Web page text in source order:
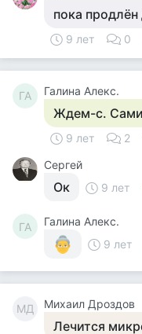
пока
9 лет 0
ГА Галина Алекс.
Ждем-с. Сами
9 лет 2
Сергей
Ок 9 лет
ГА
Галина Алекс.
9 лет
МД Михаил Дроздов
Лечится